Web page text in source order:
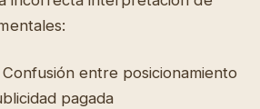
Confusión entre posicionamiento
pagada